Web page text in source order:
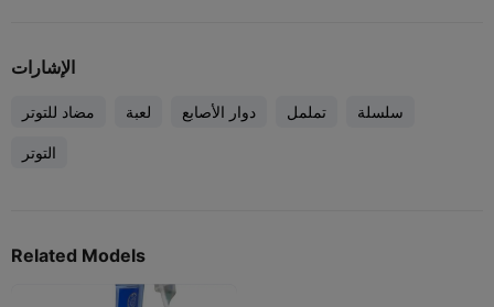
الإشارات
مضاد للتوتر لعبة دوار الأصابع تململ سلسلة
التوتر
Related Models